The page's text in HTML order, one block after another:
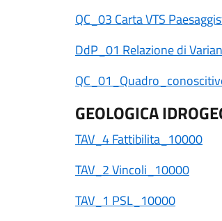
QC_03 Carta VTS
DdP_01 Relazione di
GEOLOGICA
TAV_4 Fattibilita_10000
TAV_2 Vincoli_10000
TAV_1 PSL_10000